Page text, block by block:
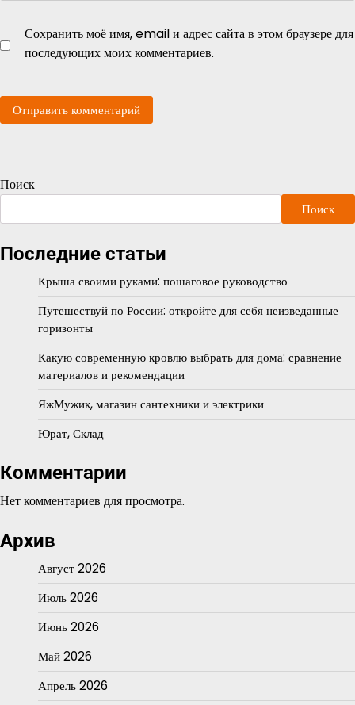
Сохранить моё имя, email и адрес сайта в этом браузере для
последующих моих комментариев.
Поиск
Поиск
Последние статьи
Крыша своими руками: пошаговое руководство
Путешествуй по России: откройте для себя неизведанные
горизонты
Какую современную кровлю выбрать для дома: сравнение
материалов и рекомендации
ЯжМужик, магазин сантехники и электрики
Юрат, Склад
Комментарии
Нет комментариев для просмотра.
Архив
Август 2026
Июль 2026
Июнь 2026
Май 2026
Апрель 2026